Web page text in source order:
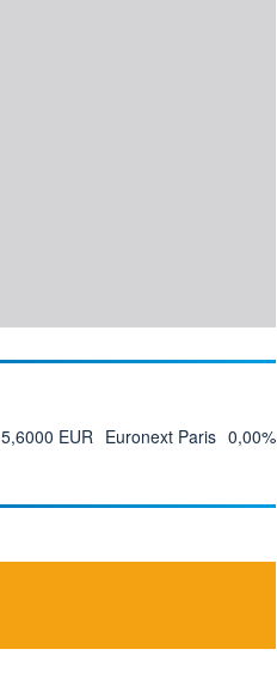
5,6000 EUR Euronext Paris 0,00%